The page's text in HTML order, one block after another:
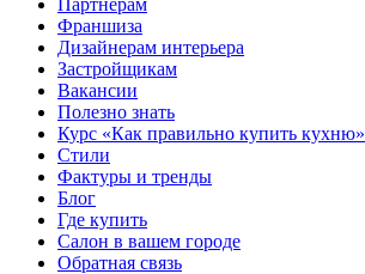
Партнерам
Франшиза
Дизайнерам интерьера
Застройщикам
Вакансии
Полезно знать
Курс «Как правильно купить кухню»
Cтили
Фактуры и тренды
Блог
Где купить
Салон в вашем городе
Обратная связь